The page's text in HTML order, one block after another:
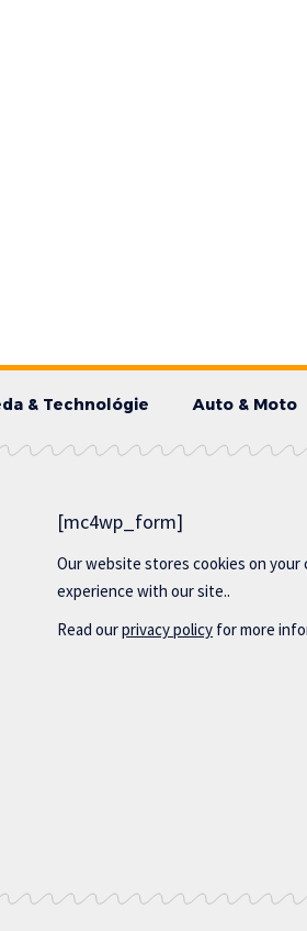
& Technológie Auto & Moto
[mc4wp_form]
Our website stores cookies on your
experience with our site..
Read ourprivacy policy for more